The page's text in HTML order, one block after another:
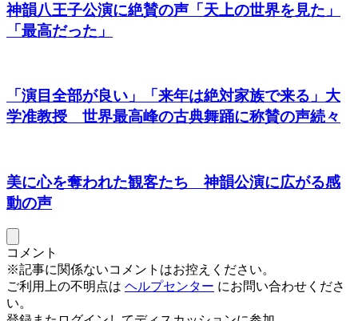
神韻八王子公演に絶賛の声「天上の世界を見た」
「最高だった」
「演目全部が良い」「来年は絶対家族で来る」大
学准教授 世界最高峰の古典舞踊に称賛の声続々
美に心を奪われた観客たち 神韻公演に広がる感
動の声
コメント
※記事に関係ないコメントはお控えください。
ご利用上の不明点は ヘルプセンター にお問い合わせくださ
い。